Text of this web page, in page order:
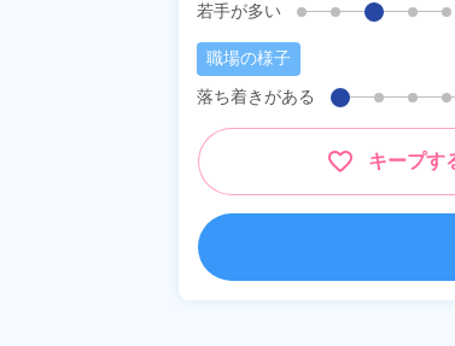
若手が多い
職場の様子
落ち着きがある
キープす